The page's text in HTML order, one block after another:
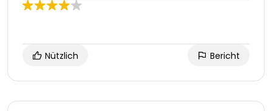
Nützlich Bericht